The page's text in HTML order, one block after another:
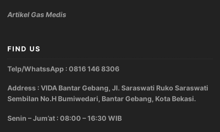
Artikel Gas Medis
FIND US
Telp/WhatssApp : 0816 146 8306
Address : VIDA Bantar Gebang, Jl. Saraswati Ruko Saraswati
Sembilan No.H Bumiwedari, Bantar Gebang, Kota Bekasi.
Senin – Jum’at : 08:00 – 16:30 WIB